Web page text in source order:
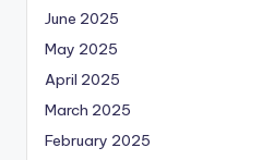
June 2025
May 2025
April 2025
March 2025
February 2025